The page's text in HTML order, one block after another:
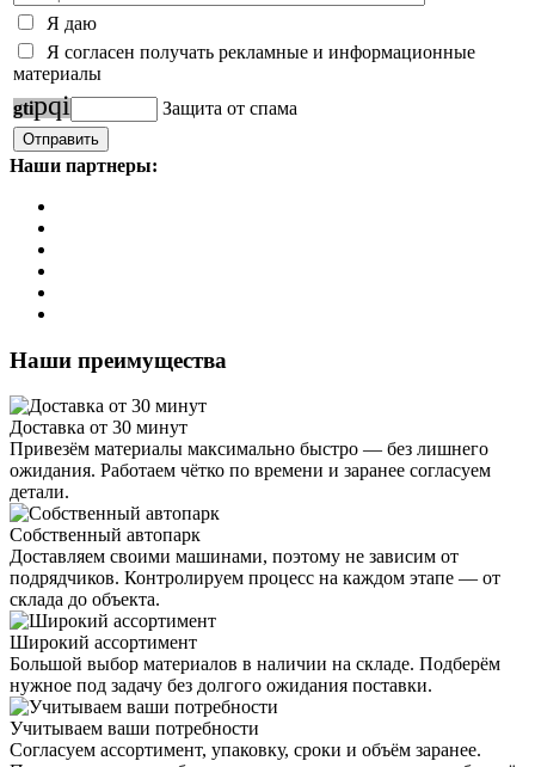
Я даю
Я согласен получать рекламные и информационные
материалы
gtipqi Защита от спама
Наши партнеры:
Наши преимущества
Доставка от 30 минут
Привезём материалы максимально быстро — без лишнего
ожидания. Работаем чётко по времени и заранее согласуем
детали.
Собственный автопарк
Доставляем своими машинами, поэтому не зависим от
подрядчиков. Контролируем процесс на каждом этапе — от
склада до объекта.
Широкий ассортимент
Большой выбор материалов в наличии на складе. Подберём
нужное под задачу без долгого ожидания поставки.
Учитываем ваши потребности
Согласуем ассортимент, упаковку, сроки и объём заранее.